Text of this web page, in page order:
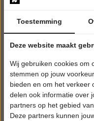
Toestemming
Deze website maakt
Wij gebruiken cookies om
stemmen op jouw
bieden en om het verkeer
delen ook informatie over
partners op het gebied
Deze partners kunnen